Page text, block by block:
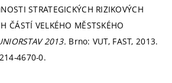
STRATEGICKÝCH RIZIKOVÝCH
ČÁSTÍ VELKÉHO MĚSTSKÉHO
2013. Brno: VUT, FAST, 2013.
4670-0.